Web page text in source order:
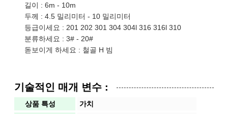
길이 : 6m - 10m
두께 : 4.5 밀리미터 - 10 밀리미터
등급이세요 : 201 202 301 304 304l 316 316l 310
분류하세요 : 3# - 20#
돋보이게 하세요 : 철골 H 빔
기술적인 매개 변수 :
상품 특성
가치